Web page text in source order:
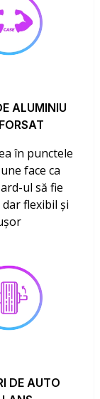
ALUMINIU
în punctele
face ca
ul să fie
flexibil și
DE AUTO